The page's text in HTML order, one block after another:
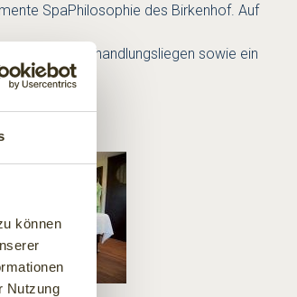
können
Nutzung
SpaPhilosophie des Birkenhof. Auf
Behandlungsliegen sowie ein